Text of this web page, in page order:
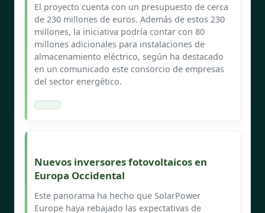
El proyecto cuenta con un presupuesto de cerca
de 230 millones de euros. Además de estos 230
millones, la iniciativa podría contar con 80
millones adicionales para instalaciones de
almacenamiento eléctrico, según ha destacado
en un comunicado este consorcio de empresas
del sector energético.
Nuevos inversores fotovoltaicos en
Europa Occidental
Este panorama ha hecho que SolarPower
Europe haya rebajado las expectativas de